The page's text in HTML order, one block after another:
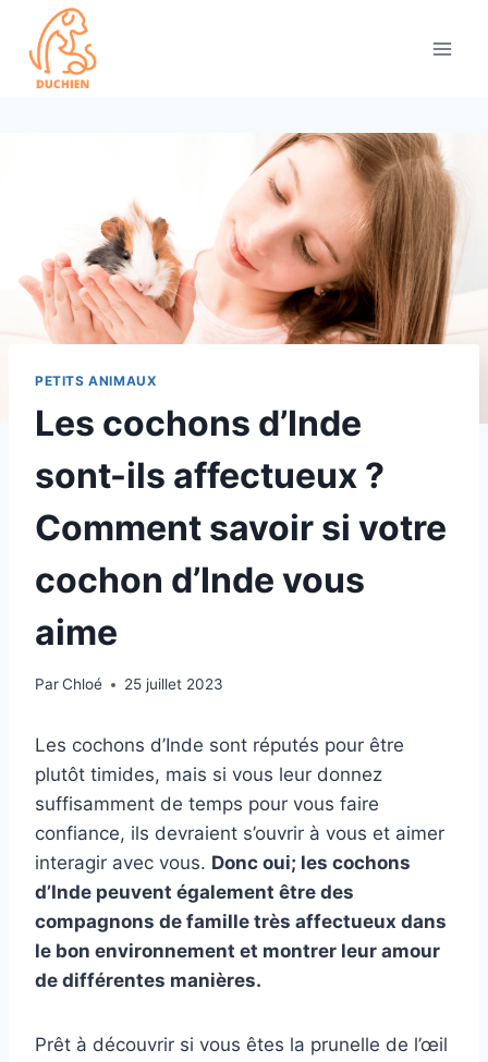
content
PETITS ANIMAUX
Les cochons d’Inde
sont-ils affectueux ?
Comment savoir si votre
cochon d’Inde vous
aime
ParChloé 25 juillet 2023
Les cochons d’Inde sont réputés pour être
plutôt timides, mais si vous leur donnez
suffisamment de temps pour vous faire
confiance, ils devraient s’ouvrir à vous et aimer
interagir avec vous. Donc oui; les cochons
d’Inde peuvent également être des
compagnons de famille très affectueux dans
le bon environnement et montrer leur amour
de différentes manières.
Prêt à découvrir si vous êtes la prunelle de l’œil